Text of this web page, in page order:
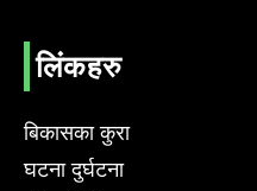
लिंकहरु
बिकासका कुरा
घटना दुर्घटना